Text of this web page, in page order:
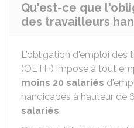
Qu'est-ce que
des travailleurs
L'obligation d'emploi des
(OETH) impose à tout
moins 20 salariés
handicapés à hauteur de
salariés.